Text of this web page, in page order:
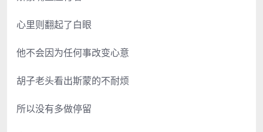
心里则翻起了白眼
他不会因为任何事改变心意
胡子老头看出斯蒙的不耐烦
所以没有多做停留